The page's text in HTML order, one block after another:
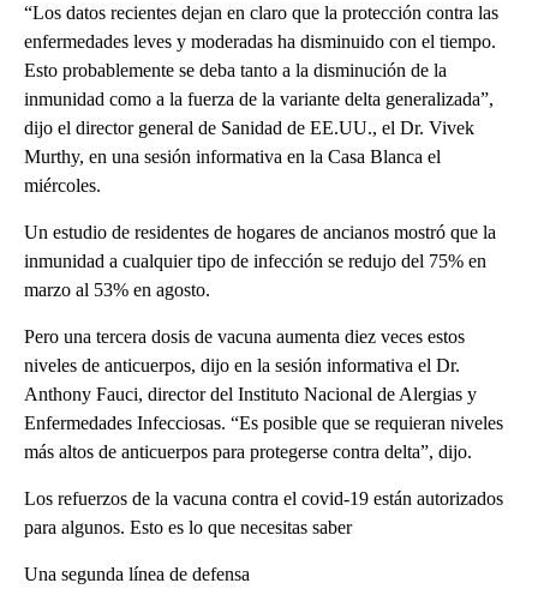
“Los datos recientes dejan en claro que la protección contra las
enfermedades leves y moderadas ha disminuido con el tiempo.
Esto probablemente se deba tanto a la disminución de la
inmunidad como a la fuerza de la variante delta generalizada”,
dijo el director general de Sanidad de EE.UU., el Dr. Vivek
Murthy, en una sesión informativa en la Casa Blanca el
miércoles.
Un estudio de residentes de hogares de ancianos mostró que la
inmunidad a cualquier tipo de infección se redujo del 75% en
marzo al 53% en agosto.
Pero una tercera dosis de vacuna aumenta diez veces estos
niveles de anticuerpos, dijo en la sesión informativa el Dr.
Anthony Fauci, director del Instituto Nacional de Alergias y
Enfermedades Infecciosas. “Es posible que se requieran niveles
más altos de anticuerpos para protegerse contra delta”, dijo.
Los refuerzos de la vacuna contra el covid-19 están autorizados
para algunos. Esto es lo que necesitas saber
Una segunda línea de defensa